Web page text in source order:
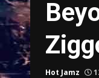
Hot Jamz